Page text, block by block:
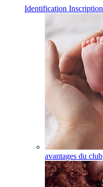
Identification Inscription
avantages du club